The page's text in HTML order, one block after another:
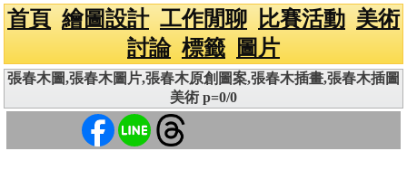
首頁 繪圖設計 工作閒聊 比賽活動 美術
討論 標籤 圖片
張春木圖,張春木圖片,張春木原創圖案,張春木插畫,張春木插圖
美術 p=0/0